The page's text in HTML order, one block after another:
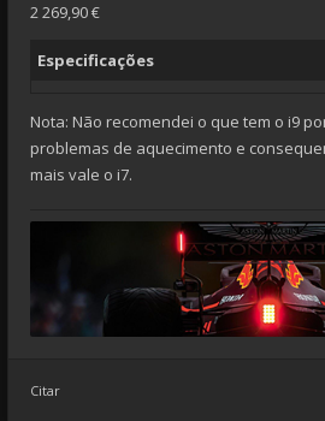
2 269,90 €
Especificações
Nota: Não recomendei o que tem o i9
problemas de aquecimento e
mais vale o i7.
Citar